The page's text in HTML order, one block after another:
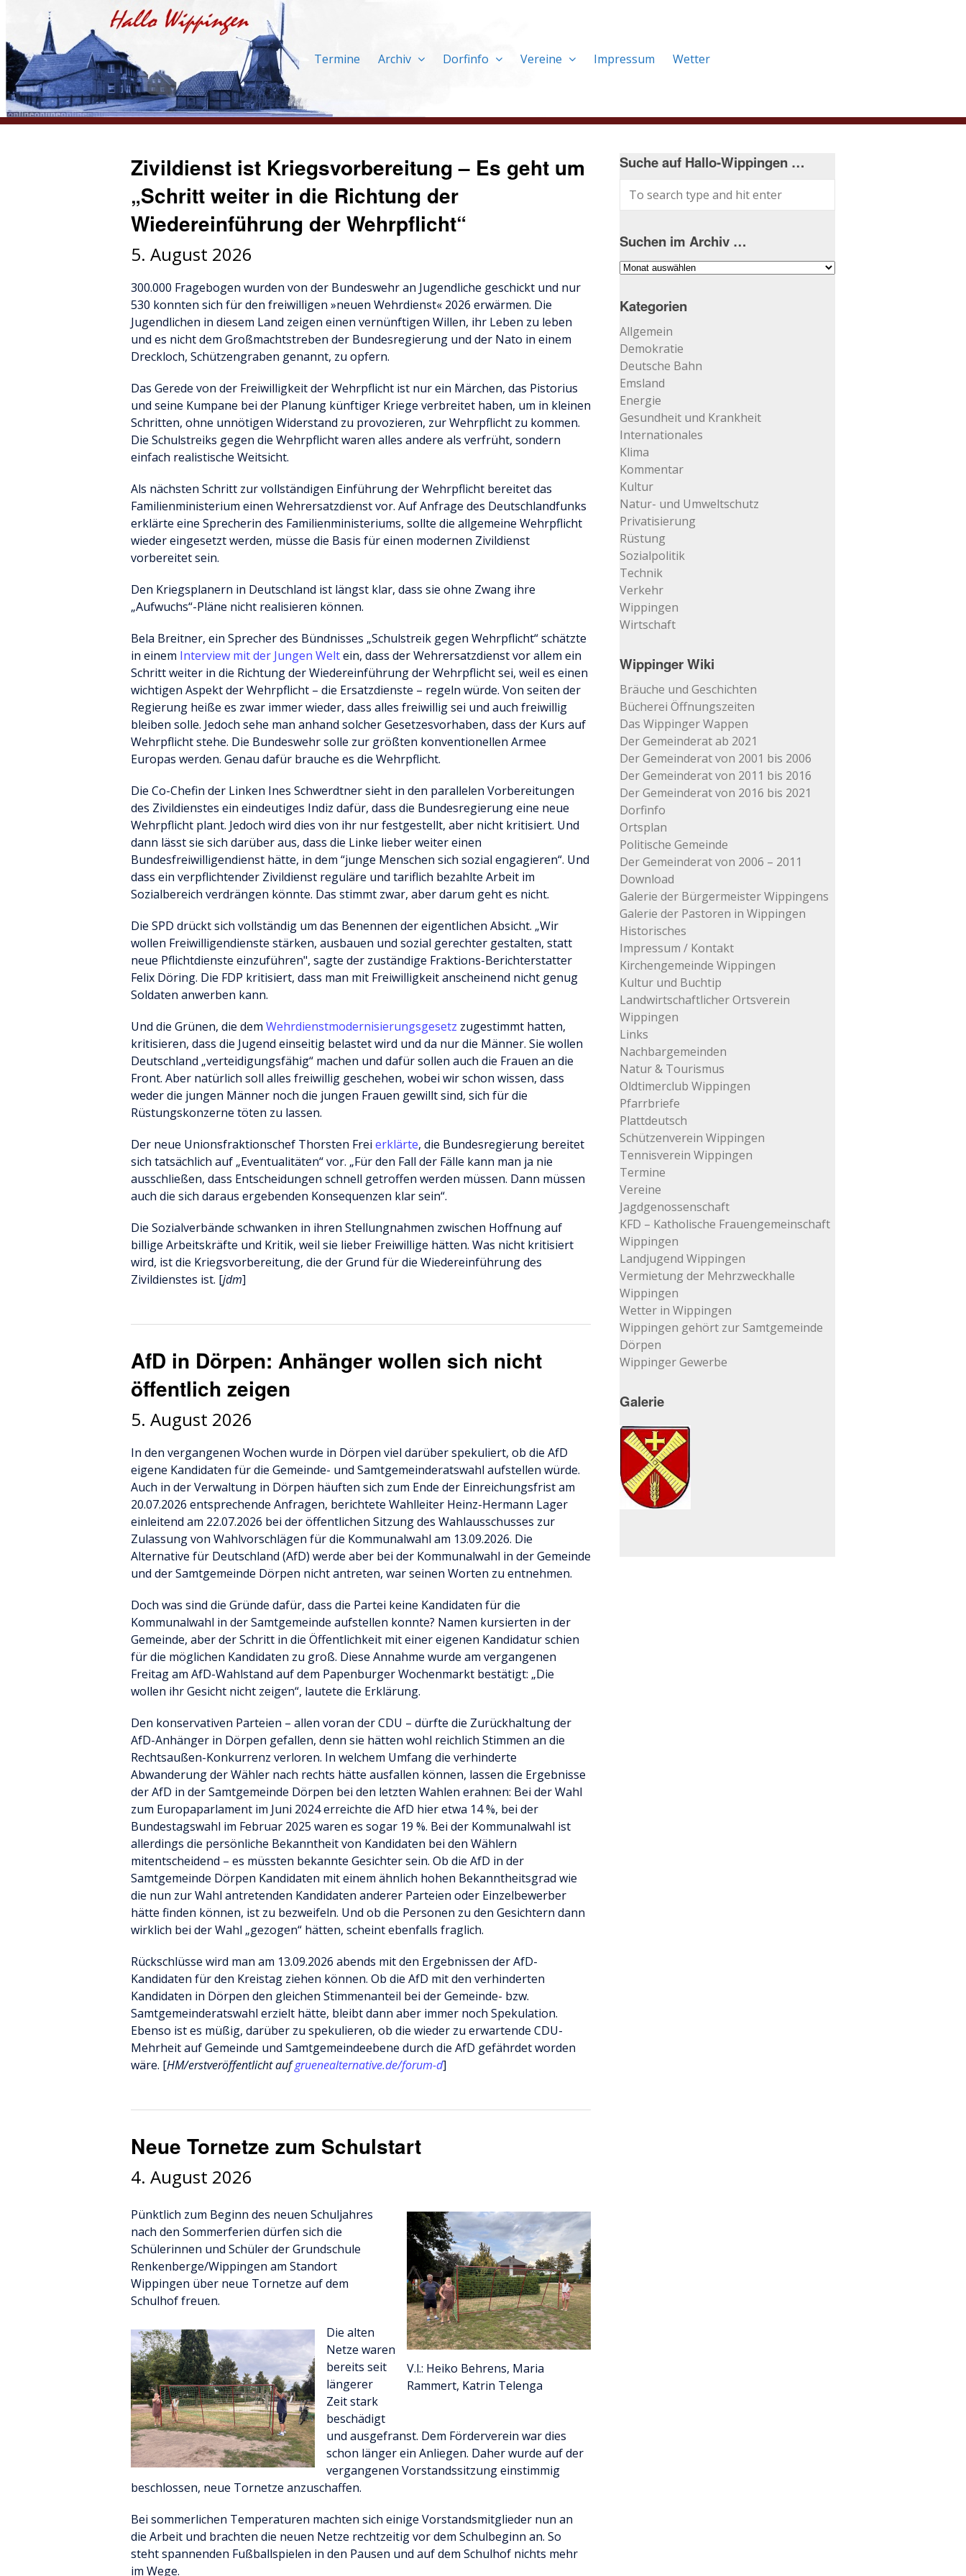
Termine Archiv Dorfinfo Vereine Impressum Wetter
Zivildienst ist Kriegsvorbereitung – Es geht um
„Schritt weiter in die Richtung der
Wiedereinführung der Wehrpflicht“
5. August 2026
300.000 Fragebogen wurden von der Bundeswehr an Jugendliche geschickt und nur
530 konnten sich für den freiwilligen »neuen Wehrdienst« 2026 erwärmen. Die
Jugendlichen in diesem Land zeigen einen vernünftigen Willen, ihr Leben zu leben
und es nicht dem Großmachtstreben der Bundesregierung und der Nato in einem
Dreckloch, Schützengraben genannt, zu opfern.
Das Gerede von der Freiwilligkeit der Wehrpflicht ist nur ein Märchen, das Pistorius
und seine Kumpane bei der Planung künftiger Kriege verbreitet haben, um in kleinen
Schritten, ohne unnötigen Widerstand zu provozieren, zur Wehrpflicht zu kommen.
Die Schulstreiks gegen die Wehrpflicht waren alles andere als verfrüht, sondern
einfach realistische Weitsicht.
Als nächsten Schritt zur vollständigen Einführung der Wehrpflicht bereitet das
Familienministerium einen Wehrersatzdienst vor. Auf Anfrage des Deutschlandfunks
erklärte eine Sprecherin des Familienministeriums, sollte die allgemeine Wehrpflicht
wieder eingesetzt werden, müsse die Basis für einen modernen Zivildienst
vorbereitet sein.
Den Kriegsplanern in Deutschland ist längst klar, dass sie ohne Zwang ihre
„Aufwuchs“-Pläne nicht realisieren können.
Bela Breitner, ein Sprecher des Bündnisses „Schulstreik gegen Wehrpflicht“ schätzte
in einem Interview mit der Jungen Weltein, dass der Wehrersatzdienst vor allem ein
Schritt weiter in die Richtung der Wiedereinführung der Wehrpflicht sei, weil es einen
wichtigen Aspekt der Wehrpflicht – die Ersatzdienste – regeln würde. Von seiten der
Regierung heiße es zwar immer wieder, dass alles freiwillig sei und auch freiwillig
bleiben solle. Jedoch sehe man anhand solcher Gesetzesvorhaben, dass der Kurs auf
Wehrpflicht stehe. Die Bundeswehr solle zur größten konventionellen Armee
Europas werden. Genau dafür brauche es die Wehrpflicht.
Die Co-Chefin der Linken Ines Schwerdtner sieht in den parallelen Vorbereitungen
des Zivildienstes ein eindeutiges Indiz dafür, dass die Bundesregierung eine neue
Wehrpflicht plant. Jedoch wird dies von ihr nur festgestellt, aber nicht kritisiert. Und
dann lässt sie sich darüber aus, dass die Linke lieber weiter einen
Bundesfreiwilligendienst hätte, in dem “junge Menschen sich sozial engagieren“. Und
dass ein verpflichtender Zivildienst reguläre und tariflich bezahlte Arbeit im
Sozialbereich verdrängen könnte. Das stimmt zwar, aber darum geht es nicht.
Die SPD drückt sich vollständig um das Benennen der eigentlichen Absicht. „Wir
wollen Freiwilligendienste stärken, ausbauen und sozial gerechter gestalten, statt
neue Pflichtdienste einzuführen", sagte der zuständige Fraktions-Berichterstatter
Felix Döring. Die FDP kritisiert, dass man mit Freiwilligkeit anscheinend nicht genug
Soldaten anwerben kann.
Und die Grünen, die dem Wehrdienstmodernisierungsgesetz zugestimmt hatten,
kritisieren, dass die Jugend einseitig belastet wird und da nur die Männer. Sie wollen
Deutschland „verteidigungsfähig“ machen und dafür sollen auch die Frauen an die
Front. Aber natürlich soll alles freiwillig geschehen, wobei wir schon wissen, dass
weder die jungen Männer noch die jungen Frauen gewillt sind, sich für die
Rüstungskonzerne töten zu lassen.
Der neue Unionsfraktionschef Thorsten Frei erklärte, die Bundesregierung bereitet
sich tatsächlich auf „Eventualitäten“ vor. „Für den Fall der Fälle kann man ja nie
ausschließen, dass Entscheidungen schnell getroffen werden müssen. Dann müssen
auch die sich daraus ergebenden Konsequenzen klar sein“.
Die Sozialverbände schwanken in ihren Stellungnahmen zwischen Hoffnung auf
billige Arbeitskräfte und Kritik, weil sie lieber Freiwillige hätten. Was nicht kritisiert
wird, ist die Kriegsvorbereitung, die der Grund für die Wiedereinführung des
Zivildienstes ist. [jdm]
AfD in Dörpen: Anhänger wollen sich nicht
öffentlich zeigen
5. August 2026
In den vergangenen Wochen wurde in Dörpen viel darüber spekuliert, ob die AfD
eigene Kandidaten für die Gemeinde- und Samtgemeinderatswahl aufstellen würde.
Auch in der Verwaltung in Dörpen häuften sich zum Ende der Einreichungsfrist am
20.07.2026 entsprechende Anfragen, berichtete Wahlleiter Heinz-Hermann Lager
einleitend am 22.07.2026 bei der öffentlichen Sitzung des Wahlausschusses zur
Zulassung von Wahlvorschlägen für die Kommunalwahl am 13.09.2026. Die
Alternative für Deutschland (AfD) werde aber bei der Kommunalwahl in der Gemeinde
und der Samtgemeinde Dörpen nicht antreten, war seinen Worten zu entnehmen.
Doch was sind die Gründe dafür, dass die Partei keine Kandidaten für die
Kommunalwahl in der Samtgemeinde aufstellen konnte? Namen kursierten in der
Gemeinde, aber der Schritt in die Öffentlichkeit mit einer eigenen Kandidatur schien
für die möglichen Kandidaten zu groß. Diese Annahme wurde am vergangenen
Freitag am AfD-Wahlstand auf dem Papenburger Wochenmarkt bestätigt: „Die
wollen ihr Gesicht nicht zeigen“, lautete die Erklärung.
Den konservativen Parteien – allen voran der CDU – dürfte die Zurückhaltung der
AfD-Anhänger in Dörpen gefallen, denn sie hätten wohl reichlich Stimmen an die
Rechtsaußen-Konkurrenz verloren. In welchem Umfang die verhinderte
Abwanderung der Wähler nach rechts hätte ausfallen können, lassen die Ergebnisse
der AfD in der Samtgemeinde Dörpen bei den letzten Wahlen erahnen: Bei der Wahl
zum Europaparlament im Juni 2024 erreichte die AfD hier etwa 14 %, bei der
Bundestagswahl im Februar 2025 waren es sogar 19 %. Bei der Kommunalwahl ist
allerdings die persönliche Bekanntheit von Kandidaten bei den Wählern
mitentscheidend – es müssten bekannte Gesichter sein. Ob die AfD in der
Samtgemeinde Dörpen Kandidaten mit einem ähnlich hohen Bekanntheitsgrad wie
die nun zur Wahl antretenden Kandidaten anderer Parteien oder Einzelbewerber
hätte finden können, ist zu bezweifeln. Und ob die Personen zu den Gesichtern dann
wirklich bei der Wahl „gezogen“ hätten, scheint ebenfalls fraglich.
Rückschlüsse wird man am 13.09.2026 abends mit den Ergebnissen der AfD-
Kandidaten für den Kreistag ziehen können. Ob die AfD mit den verhinderten
Kandidaten in Dörpen den gleichen Stimmenanteil bei der Gemeinde- bzw.
Samtgemeinderatswahl erzielt hätte, bleibt dann aber immer noch Spekulation.
Ebenso ist es müßig, darüber zu spekulieren, ob die wieder zu erwartende CDU-
Mehrheit auf Gemeinde und Samtgemeindeebene durch die AfD gefährdet worden
wäre. [HM/erstveröffentlicht aufgruenealternative.de/forum-d]
Neue Tornetze zum Schulstart
4. August 2026
V.l.: Heiko Behrens, Maria
Rammert, Katrin Telenga
Pünktlich zum Beginn des neuen Schuljahres
nach den Sommerferien dürfen sich die
Schülerinnen und Schüler der Grundschule
Renkenberge/Wippingen am Standort
Wippingen über neue Tornetze auf dem
Schulhof freuen.
Die alten
Netze waren
bereits seit
längerer
Zeit stark
beschädigt
und ausgefranst. Dem Förderverein war dies
schon länger ein Anliegen. Daher wurde auf der
vergangenen Vorstandssitzung einstimmig
beschlossen, neue Tornetze anzuschaffen.
Bei sommerlichen Temperaturen machten sich einige Vorstandsmitglieder nun an
die Arbeit und brachten die neuen Netze rechtzeitig vor dem Schulbeginn an. So
steht spannenden Fußballspielen in den Pausen und auf dem Schulhof nichts mehr
im Wege.
Suche auf Hallo-Wippingen …
Suchen im Archiv …
Suchen
Archiv
Kategorien
Allgemein
Demokratie
Deutsche Bahn
Emsland
Energie
Gesundheit und Krankheit
Internationales
Klima
Kommentar
Kultur
Natur- und Umweltschutz
Privatisierung
Rüstung
Sozialpolitik
Technik
Verkehr
Wippingen
Wirtschaft
Wippinger Wiki
Bräuche und Geschichten
Bücherei Öffnungszeiten
Das Wippinger Wappen
Der Gemeinderat ab 2021
Der Gemeinderat von 2001 bis 2006
Der Gemeinderat von 2011 bis 2016
Der Gemeinderat von 2016 bis 2021
Dorfinfo
Ortsplan
Politische Gemeinde
Der Gemeinderat von 2006 – 2011
Download
Galerie der Bürgermeister Wippingens
Galerie der Pastoren in Wippingen
Historisches
Impressum / Kontakt
Kirchengemeinde Wippingen
Kultur und Buchtip
Landwirtschaftlicher Ortsverein
Wippingen
Links
Nachbargemeinden
Natur & Tourismus
Oldtimerclub Wippingen
Pfarrbriefe
Plattdeutsch
Schützenverein Wippingen
Tennisverein Wippingen
Termine
Vereine
Jagdgenossenschaft
KFD – Katholische Frauengemeinschaft
Wippingen
Landjugend Wippingen
Vermietung der Mehrzweckhalle
Wippingen
Wetter in Wippingen
Wippingen gehört zur Samtgemeinde
Dörpen
Wippinger Gewerbe
Galerie